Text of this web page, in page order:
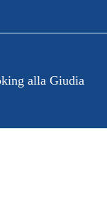
alla Giudia